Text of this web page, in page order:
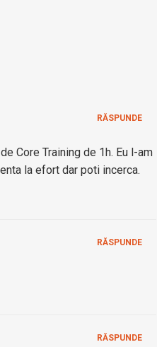
Core Training de 1h. Eu l-am
la efort dar poti incerca.
RĂSPUNDE
RĂSPUNDE
RĂSPUNDE